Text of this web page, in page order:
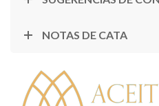
NOTAS DE CATA